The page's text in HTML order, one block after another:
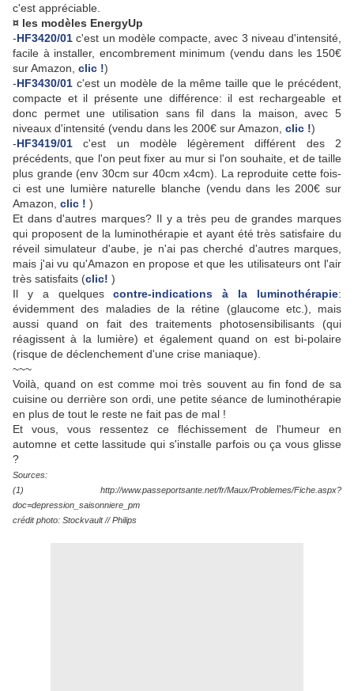
c'est appréciable.
¤ les modèles EnergyUp
-HF3420/01 c'est un modèle compacte, avec 3 niveau d'intensité,
facile à installer, encombrement minimum (vendu dans les 150€
sur Amazon, clic !)
-HF3430/01 c'est un modèle de la même taille que le précédent,
compacte et il présente une différence: il est rechargeable et
donc permet une utilisation sans fil dans la maison, avec 5
niveaux d'intensité (vendu dans les 200€ sur Amazon, clic !)
-HF3419/01 c'est un modèle légèrement différent des 2
précédents, que l'on peut fixer au mur si l'on souhaite, et de taille
plus grande (env 30cm sur 40cm x4cm). La reproduite cette fois-
ci est une lumière naturelle blanche (vendu dans les 200€ sur
Amazon, clic ! )
Et dans d'autres marques? Il y a très peu de grandes marques
qui proposent de la luminothérapie et ayant été très satisfaire du
réveil simulateur d'aube, je n'ai pas cherché d'autres marques,
mais j'ai vu qu'Amazon en propose et que les utilisateurs ont l'air
très satisfaits (clic! )
Il y a quelquescontre-indications à la luminothérapie:
évidemment des maladies de la rétine (glaucome etc.), mais
aussi quand on fait des traitements photosensibilisants (qui
réagissent à la lumière) et également quand on est bi-polaire
(risque de déclenchement d'une crise maniaque).
~~~
Voilà, quand on est comme moi très souvent au fin fond de sa
cuisine ou derrière son ordi, une petite séance de luminothérapie
en plus de tout le reste ne fait pas de mal !
Et vous, vous ressentez ce fléchissement de l'humeur en
automne et cette lassitude qui s'installe parfois ou ça vous glisse
?
Sources:
(1) http://www.passeportsante.net/fr/Maux/Problemes/Fiche.aspx?
doc=depression_saisonniere_pm
crédit photo: Stockvault // Philips